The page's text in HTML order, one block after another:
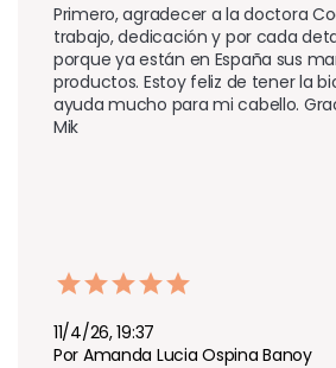
Primero, agradecer a la doctora
trabajo, dedicación y por cada
porque ya están en España sus
productos. Estoy feliz de tener la
ayuda mucho para mi cabello.
Mik
11/4/26, 19:37
Por Amanda Lucia Ospina Banoy